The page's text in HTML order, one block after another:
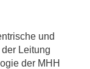
und
Leitung
der MHH